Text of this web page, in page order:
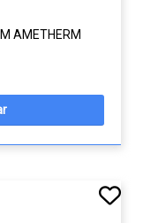
AMETHERM